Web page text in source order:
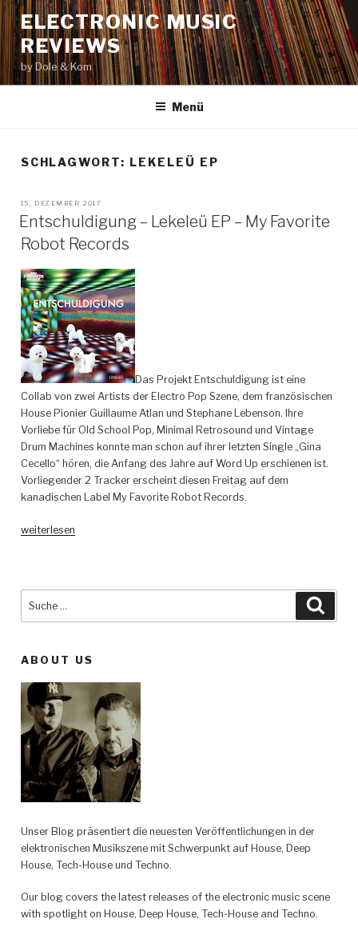
Zum
Inhalt
springen
ELECTRONIC MUSIC
REVIEWS
by Dole & Kom
Menü
SCHLAGWORT: LEKELEÜ EP
VERÖFFENTLICHT
15. DEZEMBER 2017
Entschuldigung – Lekeleü EP – My Favorite
Robot Records
Das Projekt Entschuldigung ist eine
Collab von zwei Artists der Electro Pop Szene, dem französischen
House Pionier Guillaume Atlan und Stephane Lebenson. Ihre
Vorliebe für Old School Pop, Minimal Retrosound und Vintage
Drum Machines konnte man schon auf ihrer letzten Single „Gina
Cecello“ hören, die Anfang des Jahre auf Word Up erschienen ist.
Vorliegender 2 Tracker erscheint diesen Freitag auf dem
kanadischen Label My Favorite Robot Records.
„Entschuldigung
My
Records“
weiterlesen
ABOUT US
Unser Blog präsentiert die neuesten Veröffentlichungen in der
elektronischen Musikszene mit Schwerpunkt auf House, Deep
House, Tech-House und Techno.
Our blog covers the latest releases of the electronic music scene
with spotlight on House, Deep House, Tech-House and Techno.